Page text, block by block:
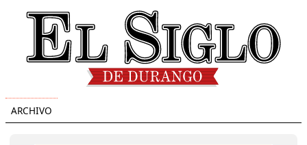
ARCHIVO